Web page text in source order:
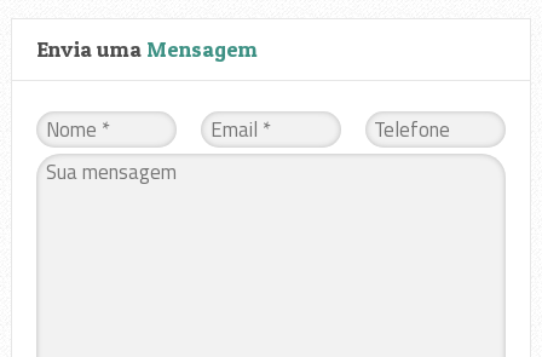
Envia uma Mensagem